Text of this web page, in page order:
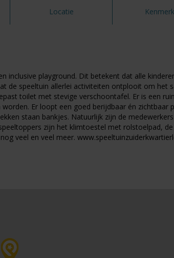
Locatie
inclusive playground. Dit betekent dat alle
de speeltuin allerlei activiteiten ontplooit om het
toilet met stevige verschoontafel. Er is een
Er loopt een goed berijdbaar én zichtbaar
staan bankjes. Natuurlijk zijn de
zijn het klimtoestel met rolstoelpad, de
veel en veel meer.